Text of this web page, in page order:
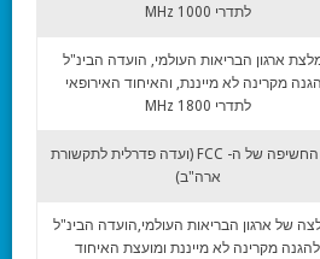
לתדרי 1000 MHz
ארגון הבריאות העולמי, הועדה הבינ"ל
מקרינה לא מייננת, והאיחוד האירופאי
לתדרי 1800 MHz
תקן החשיפה של ה- FCC (ועדה פדרלית לתקשורת
ארה"ב)
של ארגון הבריאות העולמי,הועדה הבינ"ל
להגנה מקרינה לא מייננת ומועצת האיחוד